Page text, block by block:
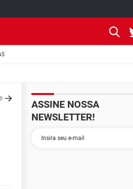
ASSINE NOSSA
NEWSLETTER!